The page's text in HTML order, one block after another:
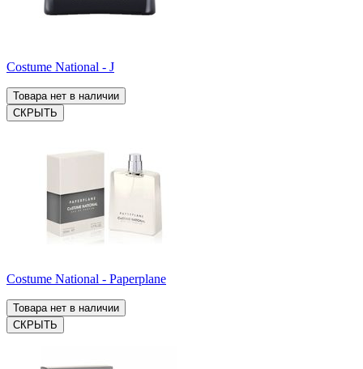
Costume National - J
Товара нет в наличии
СКРЫТЬ
Costume National - Paperplane
Товара нет в наличии
СКРЫТЬ